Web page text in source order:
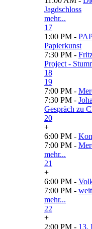
Jagdschloss
mehr...
17
1:00 PM -
Papierkunst
7:30 PM -
Project -
18
19
7:00 PM -
7:30 PM -
Gespräch zu
20
+
6:00 PM -
7:00 PM -
mehr...
21
+
6:00 PM -
7:00 PM -
mehr...
22
+
2:00 PM - 13.